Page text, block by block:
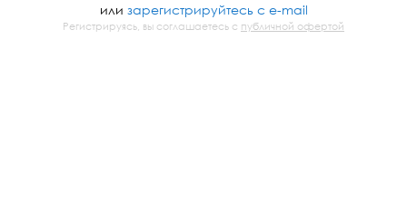
или зарегистрируйтесь с e-mail
Регистрируясь, вы соглашаетесь с публичной офертой